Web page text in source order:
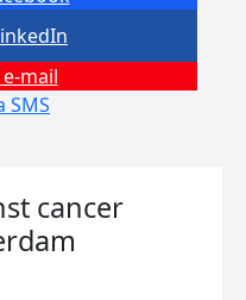
mail
SMS
cancer